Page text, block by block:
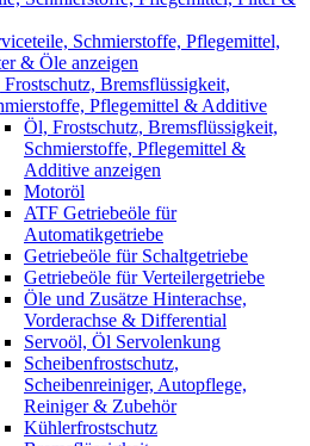
Schmierstoffe, Pflegemittel,
& Öle anzeigen
Bremsflüssigkeit,
Pflegemittel & Additive
Öl, Frostschutz, Bremsflüssigkeit,
Schmierstoffe, Pflegemittel &
Additive anzeigen
Motoröl
ATF Getriebeöle für
Automatikgetriebe
Getriebeöle für Schaltgetriebe
Getriebeöle für Verteilergetriebe
Öle und Zusätze Hinterachse,
Vorderachse & Differential
Servoöl, Öl Servolenkung
Scheibenfrostschutz,
Scheibenreiniger, Autopflege,
Reiniger & Zubehör
Kühlerfrostschutz